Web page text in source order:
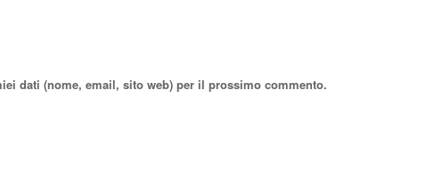
dati (nome, email, sito web) per il prossimo commento.